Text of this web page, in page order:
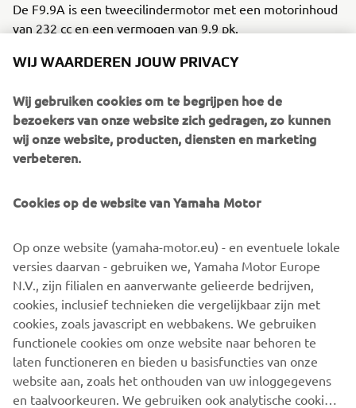
De F9.9A is een tweecilindermotor met een motorinhoud
van 232 cc en een vermogen van 9,9 pk.
1984 FJ1100
©Yamaha Motor Europe N.V. / Yamaha Motor Co., Ltd.
mogen nooit worden gebruikt voor commerciële of niet-
commerciële doeleinden zonder de uitdrukkelijke
schriftelijke toestemming van Yamaha Motor Europe N.V.
en/of Yamaha Motor Co., Ltd.
Rijd altijd op een veilige manier en volg alle plaatselijke
verkeersregels op.
WIJ WAARDEREN JOUW PRIVACY
Wij gebruiken cookies om te begrijpen hoe de
bezoekers van onze website zich gedragen, zo kunnen
wij onze website, producten, diensten en marketing
verbeteren.
Cookies op de website van Yamaha Motor
Op onze website (yamaha-motor.eu) - en eventuele lokale
versies daarvan - gebruiken we, Yamaha Motor Europe
N.V., zijn filialen en aanverwante gelieerde bedrijven,
cookies, inclusief technieken die vergelijkbaar zijn met
cookies, zoals javascript en webbakens. We gebruiken
functionele cookies om onze website naar behoren te
laten functioneren en bieden u basisfuncties van onze
website aan, zoals het onthouden van uw inloggegevens
en taalvoorkeuren. We gebruiken ook analytische cookies